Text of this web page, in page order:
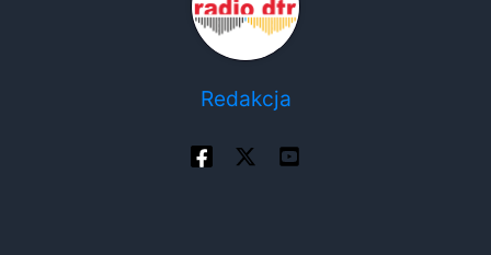
Redakcja